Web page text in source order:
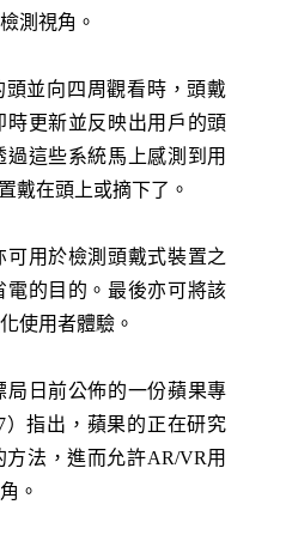
測視角。
並向四周觀看時，頭戴
更新並反映出用戶的頭
這些系統馬上感測到用
戴在頭上或摘下了。
用於檢測頭戴式裝置之
的目的。最後亦可將該
使用者體驗。
局日前公佈的一份蘋果專
）指出，蘋果的正在研究
法，進而允許AR/VR用
。